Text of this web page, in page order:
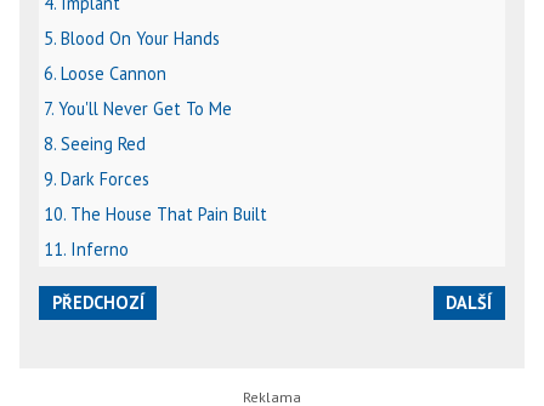
5. Blood On Your Hands
6. Loose Cannon
7. You'll Never Get To Me
8. Seeing Red
9. Dark Forces
10. The House That Pain Built
11. Inferno
PŘEDCHOZÍ DALŠÍ